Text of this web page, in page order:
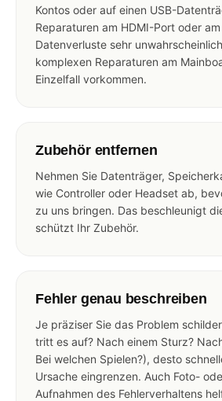
Kontos oder auf einen USB-
Reparaturen am HDMI-Port oder
Datenverluste sehr
komplexen Reparaturen am
Einzelfall vorkommen.
Zubehör entfernen
Nehmen Sie Datenträger,
wie Controller oder Headset ab,
zu uns bringen. Das beschleunigt
schützt Ihr Zubehör.
Fehler genau beschreiben
Je präziser Sie das Problem
tritt es auf? Nach einem Sturz?
Bei welchen Spielen?), desto
Ursache eingrenzen. Auch Foto-
Aufnahmen des Fehlerverhaltens